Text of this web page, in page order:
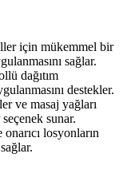
için mükemmel bir
sağlar.
dağıtım
destekler.
ve masaj yağları
sunar.
onarıcı losyonların